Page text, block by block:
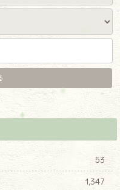
53
1,347